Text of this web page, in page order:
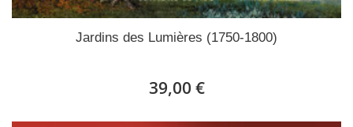
Jardins des Lumières (1750-1800)
39,00 €